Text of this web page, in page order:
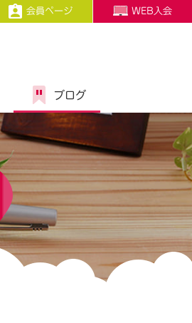
会員ページ WEB入会
ブログ